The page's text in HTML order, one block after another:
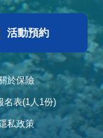
活動預約
於保險
名表(1人1份)
私政策